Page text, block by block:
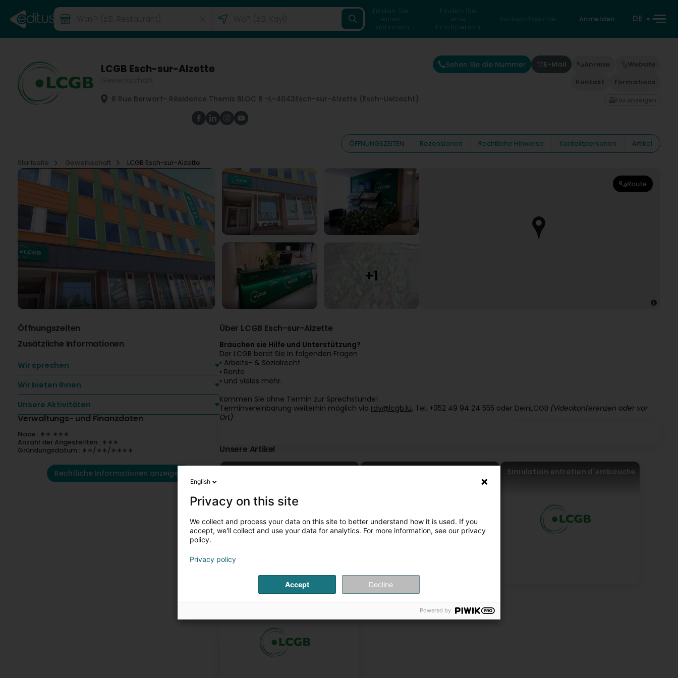
Finden Sie
einen
Fachmann
Finden Sie
eine
Privatperson
Rückwärtssuche Anmelden DE
LCGB Esch-sur-Alzette
8 Rue Berwart- Résidence Themis BLOC B -L-4043Esch-sur-Alzette (Esch-Uelzecht)
Sehen Sie die Nummer E-Mail Anreise
Website
Kontakt
Formations
Fax anzeigen
ÖFFNUNGSZEITEN Rezensionen Rechtliche Hinweise Kontaktpersonen
Artikel
Startseite
Gewerkschaft LCGB Esch-sur-Alzette
Route
Öffnungszeiten
Zusätzliche Informationen
Wir sprechen
Wir bieten Ihnen
Unsere Aktivitäten
Verwaltungs- und Finanzdaten
Nace : ∗∗.∗∗∗
Anzahl der Angestellten : ∗∗∗
Gründungsdatum : ∗∗/∗∗/∗∗∗∗
Rechtliche Informationen anzeigen
Über LCGB Esch-sur-Alzette
Brauchen sie Hilfe und Unterstützung?
Der LCGB berät Sie in folgenden Fragen
• Arbeits- & Sozialrecht
• Rente
• und vieles mehr.
Kommen Sie ohne Termin zur Sprechstunde!
Terminvereinbarung weiterhin möglich via rdv@lcgb.lu, Tel. +352 49 94 24 555 oder DeinLCGB (Videokonferenzen oder vor
Ort)
Unsere Artikel
Simulation entretien d'embauche
Bilan de compétence
English
Privacy on this site
We collect and process your data on this site to better understand how it is used. If you
accept, we'll collect and use your data for analytics. For more information, see our privacy
policy.
Privacy policy
Accept Decline
Powered by